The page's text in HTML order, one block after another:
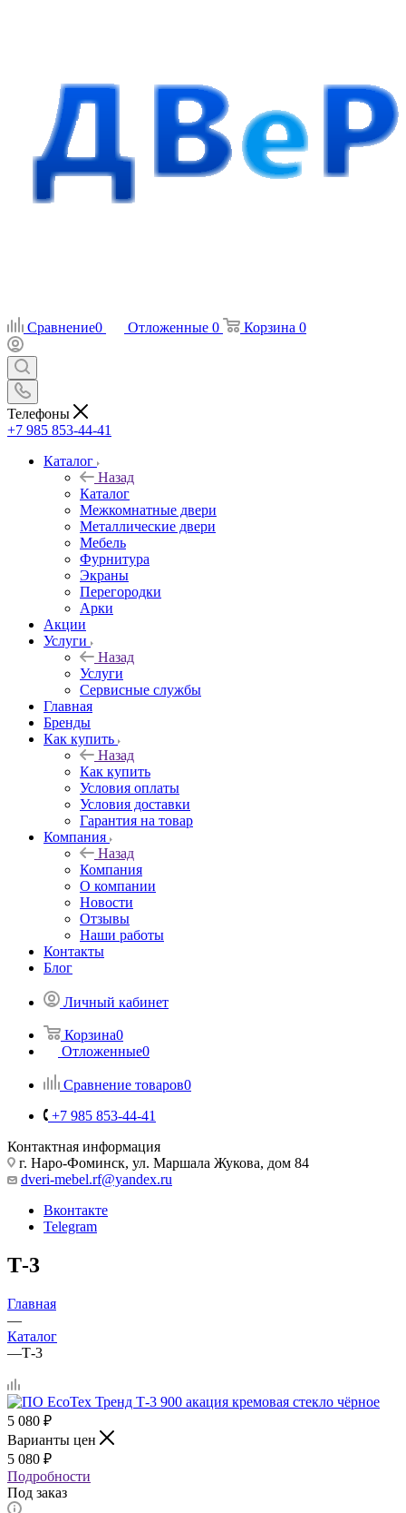
Сравнение0 Отложенные 0 Корзина 0
Телефоны
+7 985 853-44-41
Каталог
Назад
Каталог
Межкомнатные двери
Металлические двери
Мебель
Фурнитура
Экраны
Перегородки
Арки
Акции
Услуги
Назад
Услуги
Сервисные службы
Главная
Бренды
Как купить
Назад
Как купить
Условия оплаты
Условия доставки
Гарантия на товар
Компания
Назад
Компания
О компании
Новости
Отзывы
Наши работы
Контакты
Блог
Личный кабинет
Корзина0
Отложенные0
Сравнение товаров0
+7 985 853-44-41
Контактная информация
г. Наро-Фоминск, ул. Маршала Жукова, дом 84
dveri-mebel.rf@yandex.ru
Вконтакте
Telegram
Т-3
Главная
—
Каталог
—Т-3
5 080 ₽
Варианты цен
5 080 ₽
Подробности
Под заказ